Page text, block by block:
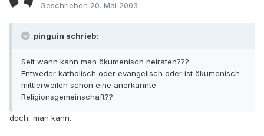
Geschrieben 20. Mai 2003
pinguin schrieb:
Seit wann kann man ökumenisch heiraten???
Entweder katholisch oder evangelisch oder ist ökumenisch
mittlerweilen schon eine anerkannte
Religionsgemeinschaft??
doch, man kann.